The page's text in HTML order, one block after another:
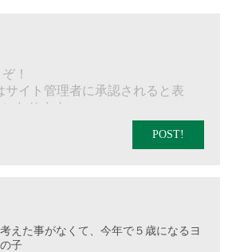
POST!
えた事がなくて、今年で５歳になるヨ
子